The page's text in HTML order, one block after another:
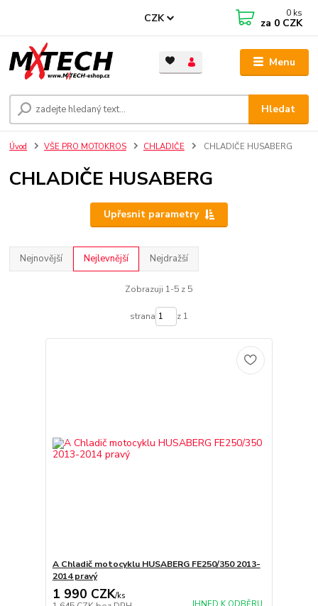
Menu
CZK
Hledat
0 ks
za 0 CZK
Úvod VŠE PRO MOTOKROS CHLADIČE CHLADIČE HUSABERG
CHLADIČE HUSABERG
Upřesnit parametry
Nejnovější Nejlevnější Nejdražší
Zobrazuji 1-5 z 5
strana z 1
A Chladič motocyklu HUSABERG FE250/350 2013-
2014 pravý
1 990 CZK/ks